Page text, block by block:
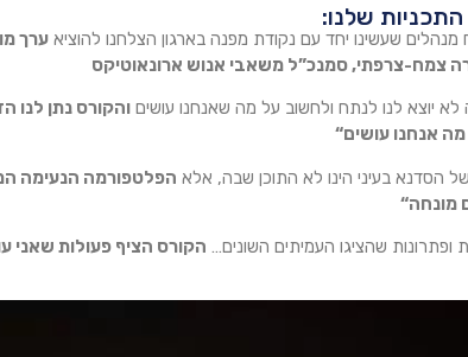
שלנו:
מנהלים שעשינו יחד עם נקודת מפנה בארגון הצלחנו להוציא ערך
צמח-צרפתי, סמנכ”ל משאבי אנוש ארונאוטיקס
לא יוצא לנו לנתח ולחשוב על מה שאנחנו עושים והקורס נתן לנו
אנחנו עושים“
של הסדנא בעיני הינו לא התוכן שבה, אלא הפלטפורמה הנעימה
מונחה“
ופתרונות שהציגו העמיתים השונים… הקורס הציף פעולות שאני